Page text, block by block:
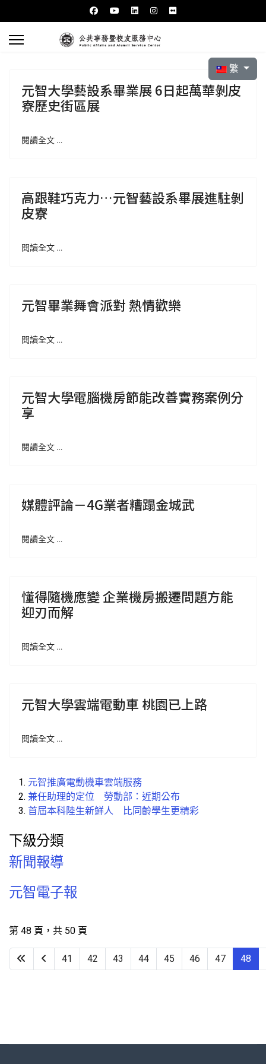
選擇你的語言
繁
元智大學藝設系畢業展 6日起萬華剝皮
寮歷史街區展
閱讀全文 …
高跟鞋巧克力…元智藝設系畢展進駐剝
皮寮
閱讀全文 …
元智畢業舞會派對 熱情歡樂
閱讀全文 …
元智大學電腦機房節能改善實務案例分
享
閱讀全文 …
媒體評論－4G業者糟蹋金城武
閱讀全文 …
懂得隨機應變 企業機房搬遷問題方能
迎刃而解
閱讀全文 …
元智大學雲端電動車 桃園已上路
閱讀全文 …
元智推廣電動機車雲端服務
兼任助理的定位 勞動部：近期公布
首屆本科陸生新鮮人 比同齡學生更精彩
下級分類
新聞報導
元智電子報
第 48 頁，共 50 頁
41 42 43 44 45 46 47 48